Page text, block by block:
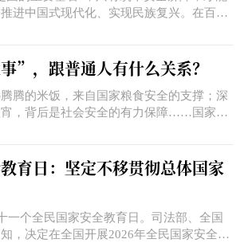
进中国式现代化、实现民族复兴。在百年
”，跟普通人有什么关系？
腾的米饭，来自国家粮食安全的支撑；深
，背后是社会安全的有力保障……国家安
育日：坚定不移贯彻总体国家
一个全民国家安全教育日。司法部、全国
，决定在全国开展2026年全民国家安全教